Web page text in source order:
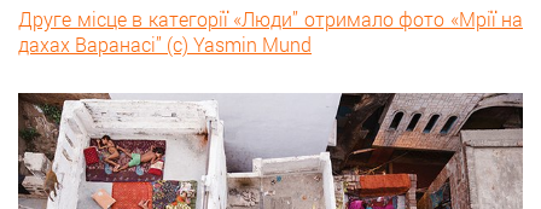
Друге місце в категорії «Люди” отримало фото «Мрії на
дахах Варанасі” (с) Yasmin Mund